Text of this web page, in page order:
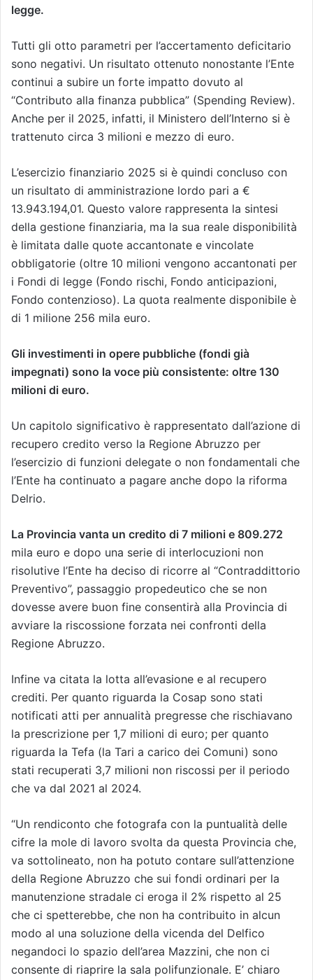
legge.
Tutti gli otto parametri per l’accertamento deficitario
sono negativi. Un risultato ottenuto nonostante l’Ente
continui a subire un forte impatto dovuto al
“Contributo alla finanza pubblica” (Spending Review).
Anche per il 2025, infatti, il Ministero dell’Interno si è
trattenuto circa 3 milioni e mezzo di euro.
L’esercizio finanziario 2025 si è quindi concluso con
un risultato di amministrazione lordo pari a €
13.943.194,01. Questo valore rappresenta la sintesi
della gestione finanziaria, ma la sua reale disponibilità
è limitata dalle quote accantonate e vincolate
obbligatorie (oltre 10 milioni vengono accantonati per
i Fondi di legge (Fondo rischi, Fondo anticipazioni,
Fondo contenzioso). La quota realmente disponibile è
di 1 milione 256 mila euro.
Gli investimenti in opere pubbliche (fondi già
impegnati) sono la voce più consistente: oltre 130
milioni di euro.
Un capitolo significativo è rappresentato dall’azione di
recupero credito verso la Regione Abruzzo per
l’esercizio di funzioni delegate o non fondamentali che
l’Ente ha continuato a pagare anche dopo la riforma
Delrio.
La Provincia vanta un credito di 7 milioni e 809.272
mila euro e dopo una serie di interlocuzioni non
risolutive l’Ente ha deciso di ricorre al “Contraddittorio
Preventivo”, passaggio propedeutico che se non
dovesse avere buon fine consentirà alla Provincia di
avviare la riscossione forzata nei confronti della
Regione Abruzzo.
Infine va citata la lotta all’evasione e al recupero
crediti. Per quanto riguarda la Cosap sono stati
notificati atti per annualità pregresse che rischiavano
la prescrizione per 1,7 milioni di euro; per quanto
riguarda la Tefa (la Tari a carico dei Comuni) sono
stati recuperati 3,7 milioni non riscossi per il periodo
che va dal 2021 al 2024.
“Un rendiconto che fotografa con la puntualità delle
cifre la mole di lavoro svolta da questa Provincia che,
va sottolineato, non ha potuto contare sull’attenzione
della Regione Abruzzo che sui fondi ordinari per la
manutenzione stradale ci eroga il 2% rispetto al 25
che ci spetterebbe, che non ha contribuito in alcun
modo al una soluzione della vicenda del Delfico
negandoci lo spazio dell’area Mazzini, che non ci
consente di riaprire la sala polifunzionale. E’ chiaro